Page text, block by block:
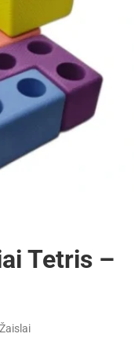
Tetris –
Žaislai